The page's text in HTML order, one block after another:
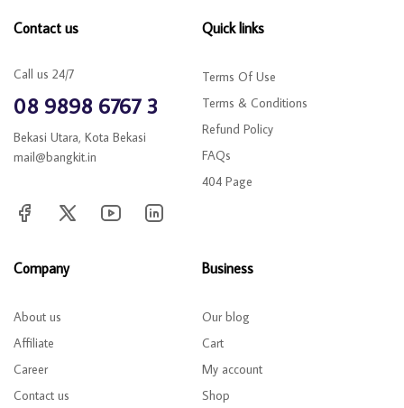
Contact us
Call us 24/7
08 9898 6767 3
Bekasi Utara, Kota Bekasi
mail@bangkit.in
Quick links
Terms Of Use
Terms & Conditions
Refund Policy
FAQs
404 Page
Company
About us
Affiliate
Career
Contact us
Business
Our blog
Cart
My account
Shop